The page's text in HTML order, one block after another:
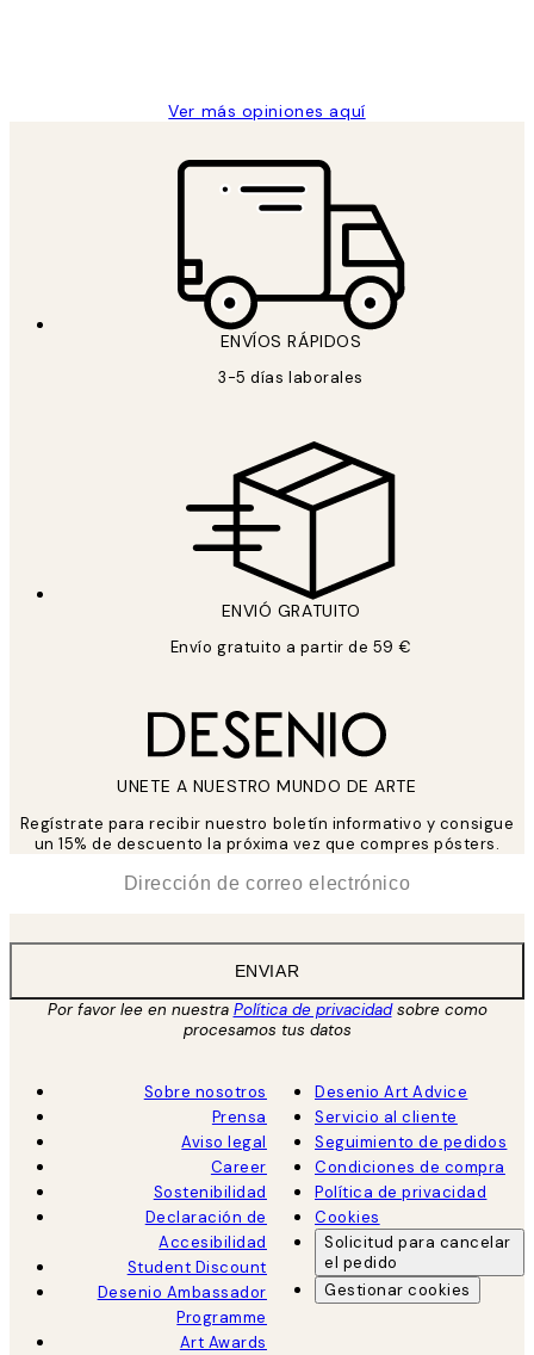
Ver más opiniones aquí
ENVÍOS RÁPIDOS
3-5 días laborales
ENVIÓ GRATUITO
Envío gratuito a partir de 59 €
UNETE A NUESTRO MUNDO DE ARTE
Regístrate para recibir nuestro boletín informativo y consigue
un 15% de descuento la próxima vez que compres pósters.
ENVIAR
Por favor lee en nuestra Política de privacidadsobre como
procesamos tus datos
Sobre nosotros
Prensa
Aviso legal
Career
Sostenibilidad
Declaración de
Accesibilidad
Student Discount
Desenio Ambassador
Programme
Art Awards
Desenio Art Advice
Servicio al cliente
Seguimiento de pedidos
Condiciones de compra
Política de privacidad
Cookies
Solicitud para cancelar
el pedido
Gestionar cookies